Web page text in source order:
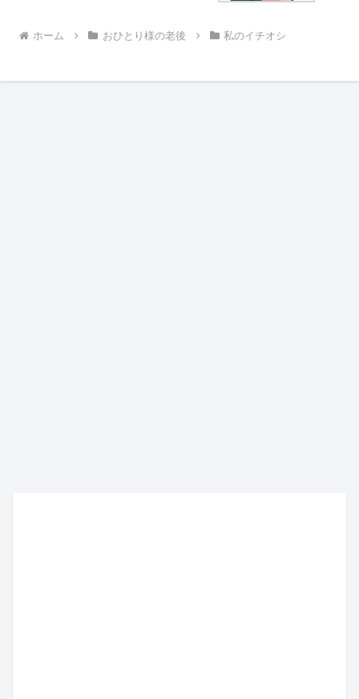
ホーム おひとり様の老後 私のイチオシ